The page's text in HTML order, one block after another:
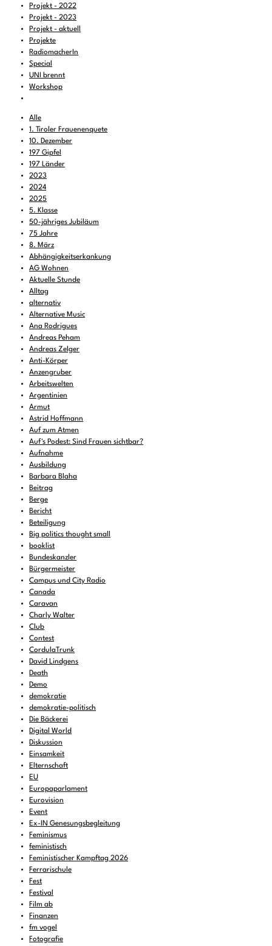
Projekt - 2022
Projekt - 2023
Projekt - aktuell
Projekte
RadiomacherIn
Special
UNI brennt
Workshop
Alle
1. Tiroler Frauenenquete
10. Dezember
197 Gipfel
197 Länder
2023
2024
2025
5. Klasse
50-jähriges Jubiläum
75 Jahre
8. März
Abhängigkeitserkankung
AG Wohnen
Aktuelle Stunde
Alltag
alternativ
Alternative Music
Ana Rodrigues
Andreas Peham
Andreas Zelger
Anti-Körper
Anzengruber
Arbeitswelten
Argentinien
Armut
Astrid Hoffmann
Auf zum Atmen
Auf's Podest: Sind Frauen sichtbar?
Aufnahme
Ausbildung
Barbara Blaha
Beitrag
Berge
Bericht
Beteiligung
Big politics thought small
booklist
Bundeskanzler
Bürgermeister
Campus und City Radio
Canada
Caravan
Charly Walter
Club
Contest
CordulaTrunk
David Lindgens
Death
Demo
demokratie
demokratie-politisch
Die Bäckerei
Digital World
Diskussion
Einsamkeit
Elternschaft
EU
Europaparlament
Eurovision
Event
Ex-IN Genesungsbegleitung
Feminismus
feministisch
Feministischer Kampftag 2026
Ferrarischule
Fest
Festival
Film ab
Finanzen
fm vogel
Fotografie